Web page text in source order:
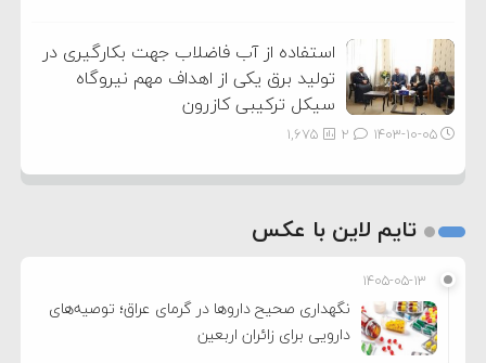
استفاده از آب فاضلاب جهت بکارگیری در
تولید برق یکی از اهداف مهم نیروگاه
سیکل ترکیبی کازرون
۱۴۰۳-۱۰-۰۵ 1,675
تایم لاین با عکس
۱۴۰۵-۰۵-۱۳
نگهداری صحیح داروها در گرمای عراق؛ توصیه‌های
دارویی برای زائران اربعین